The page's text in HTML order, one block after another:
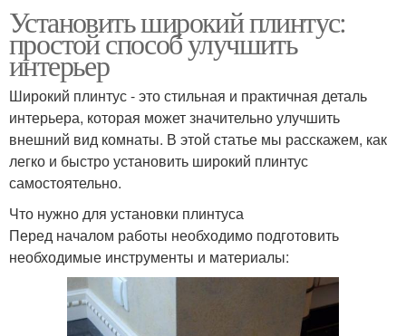
Установить широкий плинтус:
простой способ улучшить
интерьер
Широкий плинтус - это стильная и практичная деталь
интерьера, которая может значительно улучшить
внешний вид комнаты. В этой статье мы расскажем, как
легко и быстро установить широкий плинтус
самостоятельно.
Что нужно для установки плинтуса
Перед началом работы необходимо подготовить
необходимые инструменты и материалы: